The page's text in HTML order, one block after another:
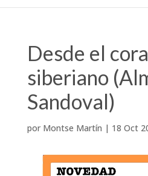
Desde el
siberiano
Sandoval)
por Montse Martín | 18 Oct